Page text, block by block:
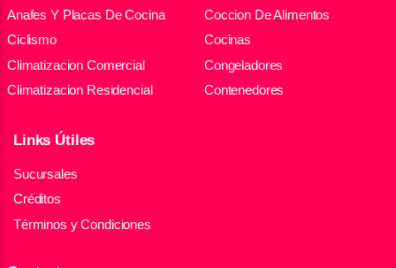
Anafes Y Placas De Cocina
Ciclismo
Climatizacion Comercial
Climatizacion Residencial
Coccion De Alimentos
Cocinas
Congeladores
Contenedores
Links Útiles
Sucursales
Créditos
Términos y Condiciones